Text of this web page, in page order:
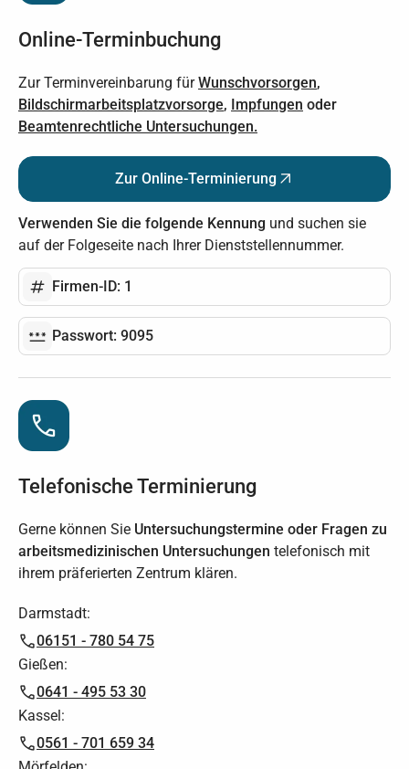
Online-Terminbuchung
Zur Terminvereinbarung fürWunschvorsorgen,
Bildschirmarbeitsplatzvorsorge, Impfungen oder
Beamtenrechtliche Untersuchungen.
Zur Online-Terminierung
Verwenden Sie die folgende Kennung und suchen sie
auf der Folgeseite nach Ihrer Dienststellennummer.
Firmen-ID: 1
Passwort: 9095
Telefonische Terminierung
Gerne können Sie Untersuchungstermine oder Fragen zu
arbeitsmedizinischen Untersuchungen telefonisch mit
ihrem präferierten Zentrum klären.
Darmstadt:
06151 - 780 54 75
Gießen:
0641 - 495 53 30
Kassel:
0561 - 701 659 34